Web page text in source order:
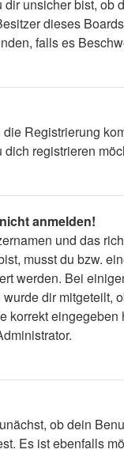
unsicher bist,
dieses
falls es
Registrierung
registrieren
anmelden!
und das
musst du bzw.
werden. Bei
dir
korrekt
ob dein
Es ist ebenfalls